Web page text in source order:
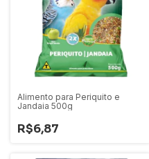
Alimento para Periquito e
Jandaia 500g
R$6,87